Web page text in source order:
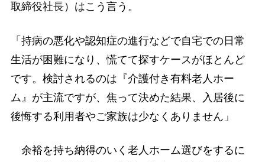
取締役社長）はこう言う。
「持病の悪化や認知症の進行などで自宅での日常
生活が困難になり、慌てて探すケースがほとんど
です。検討されるのは『介護付き有料老人ホー
ム』が主流ですが、焦って決めた結果、入居後に
後悔する利用者やご家族は少なくありません」
余裕を持ち納得のいく老人ホーム選びをするに